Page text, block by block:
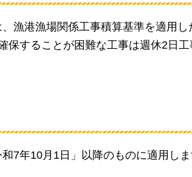
漁港漁場関係工事積算基準を適用
保することが困難な工事は週休2日
7年10月1日」以降のものに適用しま